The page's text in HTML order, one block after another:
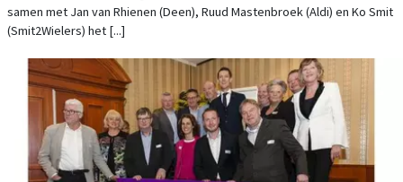
samen met Jan van Rhienen (Deen), Ruud Mastenbroek (Aldi) en Ko Smit
(Smit2Wielers) het [...]